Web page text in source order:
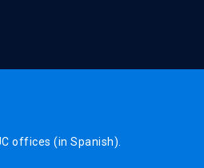
offices (in Spanish).